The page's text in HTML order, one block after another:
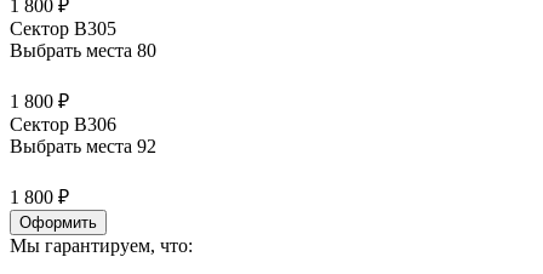
1 800 ₽
Сектор В305
Выбрать места 80
1 800 ₽
Сектор В306
Выбрать места 92
1 800 ₽
Оформить
Мы гарантируем, что: